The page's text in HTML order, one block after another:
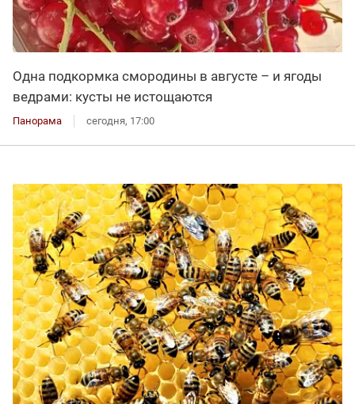
Одна подкормка смородины в августе – и ягоды
ведрами: кусты не истощаются
Панорама сегодня, 17:00